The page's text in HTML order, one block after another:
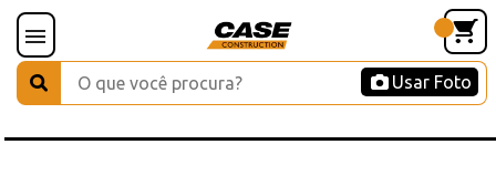
Usar Foto